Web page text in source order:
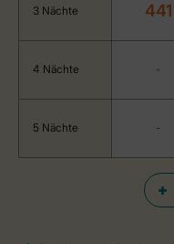
3 Nächte 441
4 Nächte -
5 Nächte -